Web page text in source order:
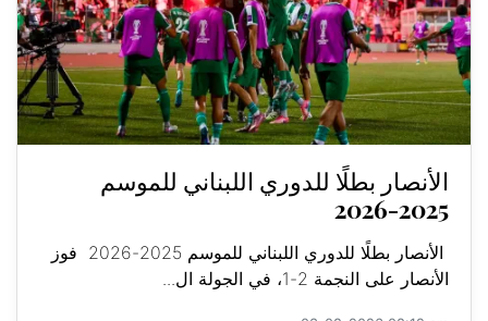
الأنصار بطلًا للدوري اللبناني للموسم
2025-2026
الأنصار بطلًا للدوري اللبناني للموسم 2025-2026 فوز
الأنصار على النجمة 2-1، في الجولة ال...